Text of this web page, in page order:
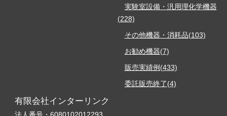
実験室設備・汎用理化学機器
(228)
その他機器・消耗品(103)
お勧め機器(7)
販売実績例(433)
委託販売終了(4)
有限会社インターリンク